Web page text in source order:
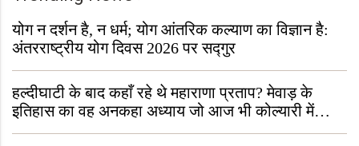
योग न दर्शन है, न धर्म; योग आंतरिक कल्याण का विज्ञान है:
अंतरराष्ट्रीय योग दिवस 2026 पर सद्गुर
हल्दीघाटी के बाद कहाँ रहे थे महाराणा प्रताप? मेवाड़ के
इतिहास का वह अनकहा अध्याय जो आज भी कोल्यारी में
जीवित है